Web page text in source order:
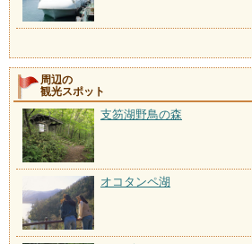
周辺の
観光スポット
支笏湖野鳥の森
オコタンペ湖